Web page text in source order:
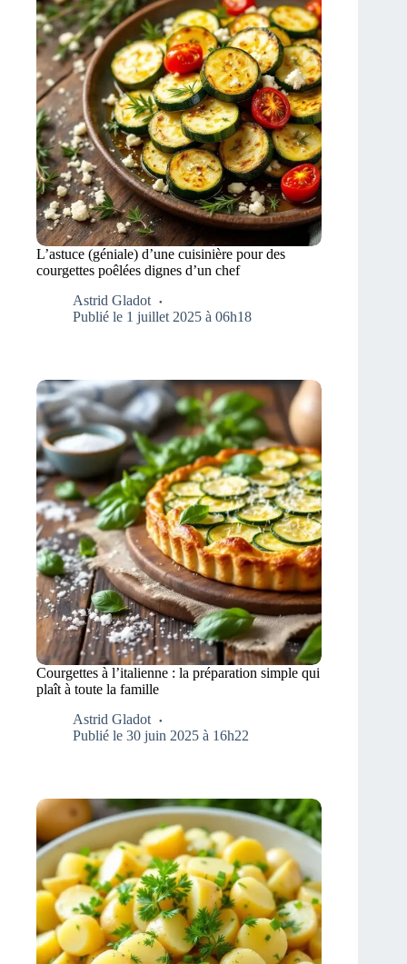
L’astuce (géniale) d’une cuisinière pour des
courgettes poêlées dignes d’un chef
Astrid Gladot
Publié le 1 juillet 2025 à 06h18
Courgettes à l’italienne : la préparation simple qui
plaît à toute la famille
Astrid Gladot
Publié le 30 juin 2025 à 16h22